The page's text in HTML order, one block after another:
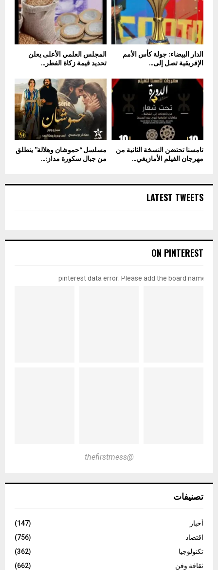
المجلس العلمي الأعلى يعلن
تحديد قيمة زكاة الفطر...
الدار البيضاء: جولة كأس الأمم
الإفريقية تصل إلى...
مسلسل “حموشان وهلالة” ينطلق
من جبال سكورة مداز:...
تامسنا تحتضن النسخة الثانية من
مهرجان الفيلم الأمازيغي...
LATEST TWEETS
ON PINTEREST
pinterest data error: Please add the board name
@thefirstmess
تصنيفات
أخبار
(147)
اقتصاد
(756)
تكنولوجيا
(362)
ثقافة وفن
(662)